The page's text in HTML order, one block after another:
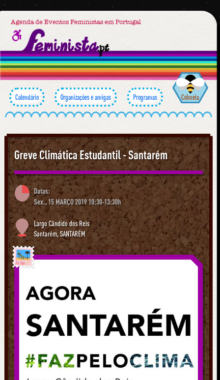
Agenda de Eventos Feministas em Portugal
Calendário Organizações e amigas Programas Colmeia
Greve Climática Estudantil - Santarém
Datas:
Sex., 15 MARÇO 2019 10:30-13:30h
Largo Cândido dos Reis
Santarém,SANTARÉM
Já foi